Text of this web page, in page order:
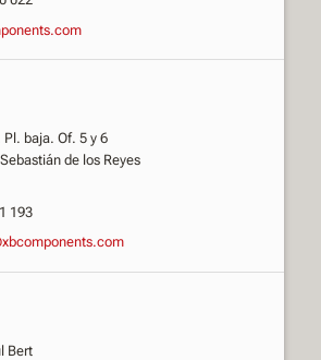
Pl. baja. Of. 5 y 6
de los Reyes
193
Bert